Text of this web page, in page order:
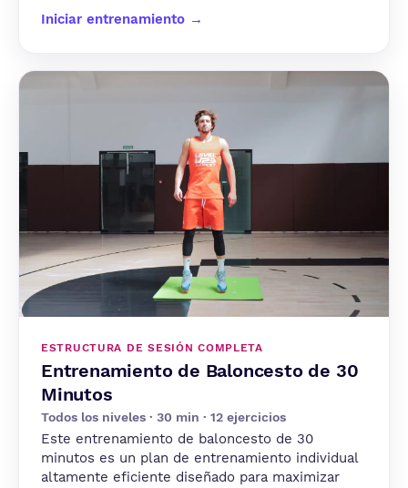
Iniciar entrenamiento →
ESTRUCTURA DE SESIÓN COMPLETA
Entrenamiento de Baloncesto de 30
Minutos
Todos los niveles · 30 min · 12 ejercicios
Este entrenamiento de baloncesto de 30
minutos es un plan de entrenamiento individual
altamente eficiente diseñado para maximizar